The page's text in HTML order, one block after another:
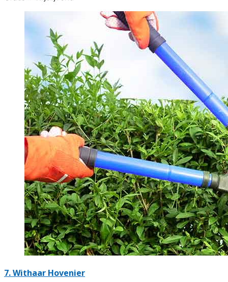
7.Withaar Hovenier